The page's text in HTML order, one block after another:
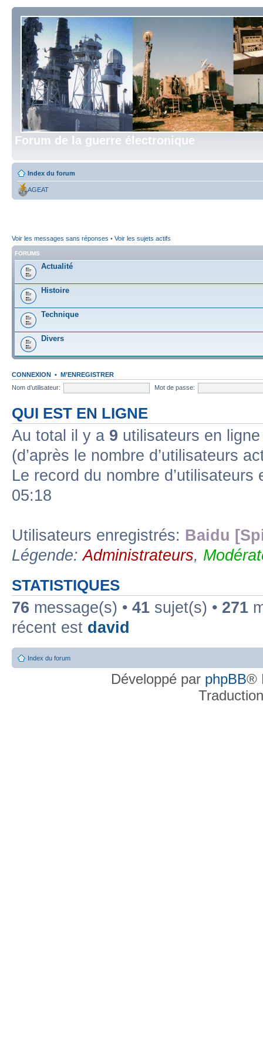
Forum de la guerre électronique
Index du forum
AGEAT
Voir les messages sans réponses • Voir les sujets actifs
FORUMS
Actualité
Histoire
Technique
Divers
CONNEXION • M’ENREGISTRER
Nom d’utilisateur:
Mot de passe:
QUI EST EN LIGNE
Au total il y a 9 utilisateurs en
(d’après le nombre d’utilisateurs
Le record du nombre
05:18
Utilisateurs enregistrés: Baidu
Légende:Administrateurs,
STATISTIQUES
76 message(s) • 41 sujet(s) • 271
récent est david
Index du forum
Développé par phpBB®